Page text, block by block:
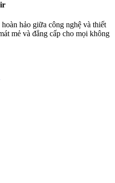
hảo giữa công nghệ và thiết
mẻ và đẳng cấp cho mọi không